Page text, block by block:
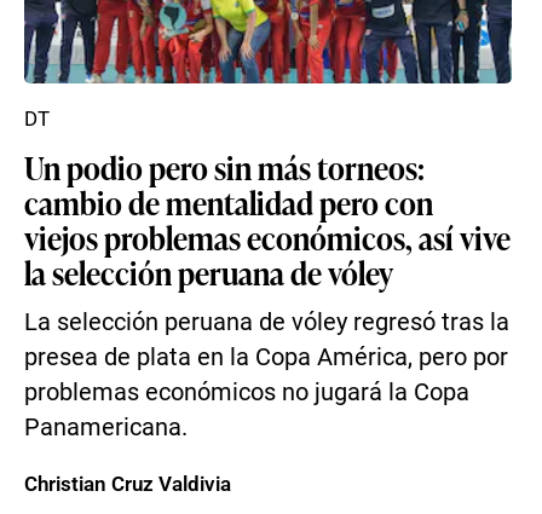
Un podio pero sin más torneos:
cambio de mentalidad pero con
viejos problemas económicos, así vive
la selección peruana de vóley
La selección peruana de vóley regresó tras la
presea de plata en la Copa América, pero por
problemas económicos no jugará la Copa
Panamericana.
DT
Christian Cruz Valdivia